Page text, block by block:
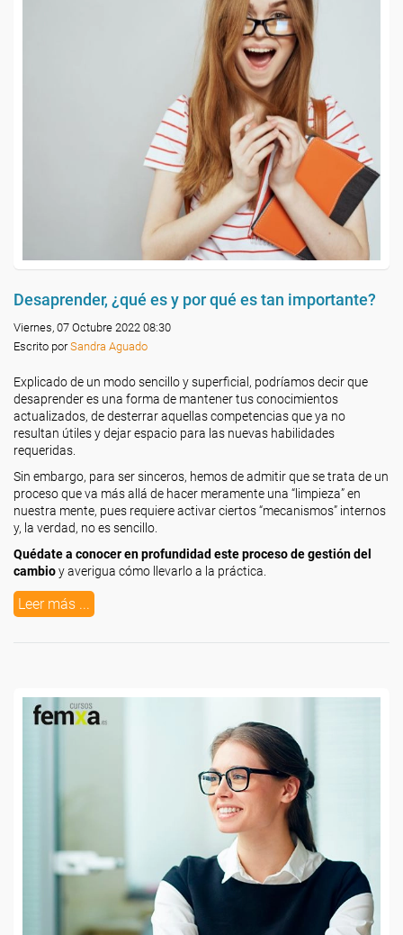
Desaprender, ¿qué es y por qué es tan importante?
Viernes, 07 Octubre 2022 08:30
Escrito porSandra Aguado
Explicado de un modo sencillo y superficial, podríamos decir que
desaprender es una forma de mantener tus conocimientos
actualizados, de desterrar aquellas competencias que ya no
resultan útiles y dejar espacio para las nuevas habilidades
requeridas.
Sin embargo, para ser sinceros, hemos de admitir que se trata de un
proceso que va más allá de hacer meramente una “limpieza” en
nuestra mente, pues requiere activar ciertos “mecanismos” internos
y, la verdad, no es sencillo.
Quédate a conocer en profundidad este proceso de gestión del
cambioy averigua cómo llevarlo a la práctica.
Leer más ...